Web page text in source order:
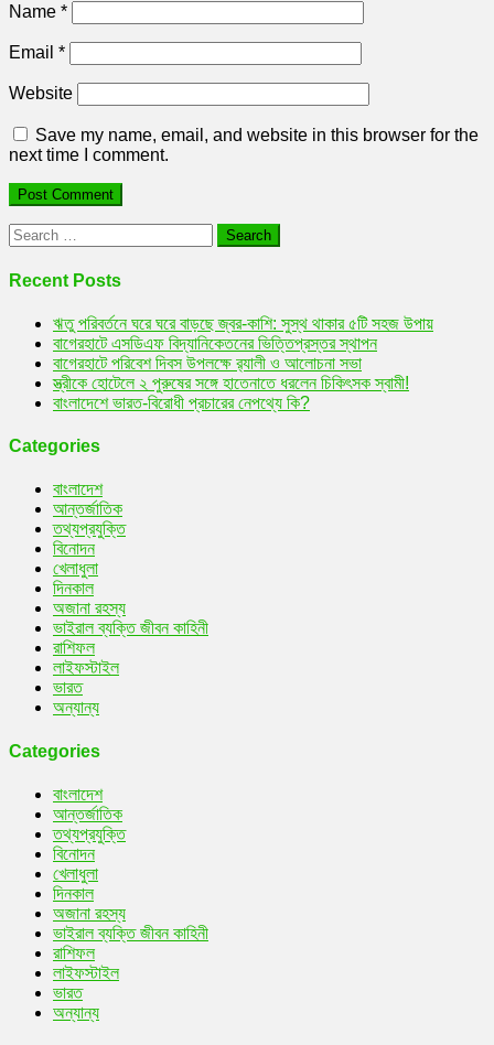
Name *
Email *
Website
Save my name, email, and website in this browser for the
next time I comment.
Search
for:
Recent Posts
ঋতু পরিবর্তনে ঘরে ঘরে বাড়ছে জ্বর-কাশি: সুস্থ থাকার ৫টি সহজ উপায়
বাগেরহাটে এসডিএফ বিদ্যানিকেতনের ভিত্তিপ্রস্তর স্থাপন
বাগেরহাটে পরিবেশ দিবস উপলক্ষে র‌্যালী ও আলোচনা সভা
স্ত্রীকে হোটেলে ২ পুরুষের সঙ্গে হাতেনাতে ধরলেন চিকিৎসক স্বামী!
বাংলাদেশে ভারত-বিরোধী প্রচারের নেপথ্যে কি?
Categories
বাংলাদেশ
আন্তর্জাতিক
তথ্যপ্রযুক্তি
বিনোদন
খেলাধুলা
দিনকাল
অজানা রহস্য
ভাইরাল ব্যক্তি জীবন কাহিনী
রাশিফল
লাইফস্টাইল
ভারত
অন্যান্য
Categories
বাংলাদেশ
আন্তর্জাতিক
তথ্যপ্রযুক্তি
বিনোদন
খেলাধুলা
দিনকাল
অজানা রহস্য
ভাইরাল ব্যক্তি জীবন কাহিনী
রাশিফল
লাইফস্টাইল
ভারত
অন্যান্য